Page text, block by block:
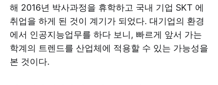
해 2016년 박사과정을 휴학하고 국내 기업 SKT 에
취업을 하게 된 것이 계기가 되었다. 대기업의 환경
에서 인공지능업무를 하다 보니, 빠르게 앞서 가는
학계의 트렌드를 산업체에 적용할 수 있는 가능성을
본 것이다.